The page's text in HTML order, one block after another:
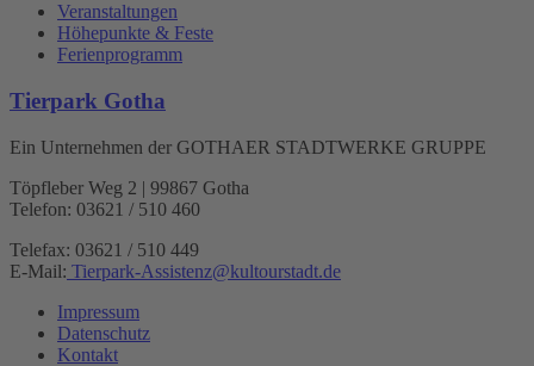
Veranstaltungen
Höhepunkte & Feste
Ferienprogramm
Tierpark Gotha
Ein Unternehmen der GOTHAER STADTWERKE GRUPPE
Töpfleber Weg 2 | 99867 Gotha
Telefon: 03621 / 510 460
Telefax: 03621 / 510 449
E-Mail: Tierpark-Assistenz@kultourstadt.de
Impressum
Datenschutz
Kontakt